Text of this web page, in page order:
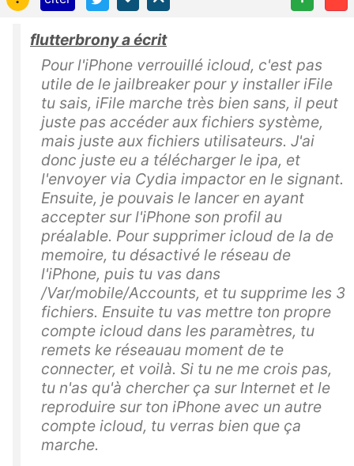
flutterbrony a écrit
Pour l'iPhone verrouillé icloud, c'est pas
utile de le jailbreaker pour y installer iFile
tu sais, iFile marche très bien sans, il peut
juste pas accéder aux fichiers système,
mais juste aux fichiers utilisateurs. J'ai
donc juste eu a télécharger le ipa, et
l'envoyer via Cydia impactor en le signant.
Ensuite, je pouvais le lancer en ayant
accepter sur l'iPhone son profil au
préalable. Pour supprimer icloud de la de
memoire, tu désactivé le réseau de
l'iPhone, puis tu vas dans
/Var/mobile/Accounts, et tu supprime les 3
fichiers. Ensuite tu vas mettre ton propre
compte icloud dans les paramètres, tu
remets ke réseauau moment de te
connecter, et voilà. Si tu ne me crois pas,
tu n'as qu'à chercher ça sur Internet et le
reproduire sur ton iPhone avec un autre
compte icloud, tu verras bien que ça
marche.